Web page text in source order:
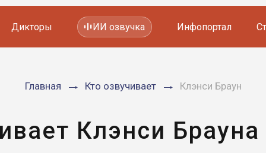
Мультфильмов
Дикторы ИИ озвучка Инфопортал
Главная Кто озвучивает Клэнси Браун
Клэнси